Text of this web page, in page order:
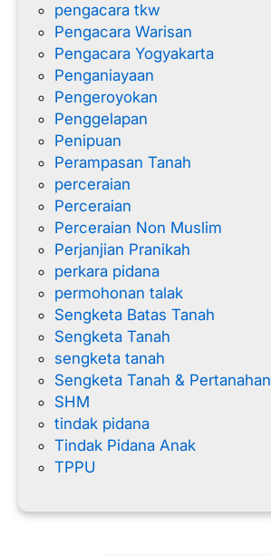
pengacara tkw
Pengacara Warisan
Pengacara Yogyakarta
Penganiayaan
Pengeroyokan
Penggelapan
Penipuan
Perampasan Tanah
perceraian
Perceraian
Perceraian Non Muslim
Perjanjian Pranikah
perkara pidana
permohonan talak
Sengketa Batas Tanah
Sengketa Tanah
sengketa tanah
Sengketa Tanah & Pertanahan
SHM
tindak pidana
Tindak Pidana Anak
TPPU